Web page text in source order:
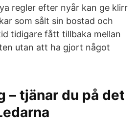
regler efter nyår kan ge klirr
som sålt sin bostad och
tidigare fått tillbaka mellan
utan att ha gjort något
– tjänar du på det